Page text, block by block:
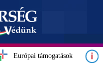
Európai támogatások